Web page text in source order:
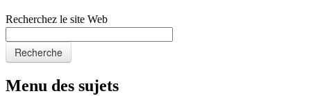
Recherchez le site Web
Recherche
Menu des sujets